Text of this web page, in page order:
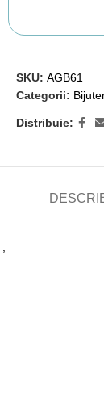
SKU: AGB61
Categorii:
Distribuie: